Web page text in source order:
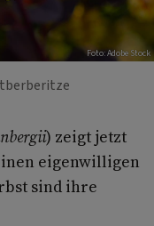
Foto: Adobe Stock
) zeigt jetzt
eigenwilligen
sind ihre